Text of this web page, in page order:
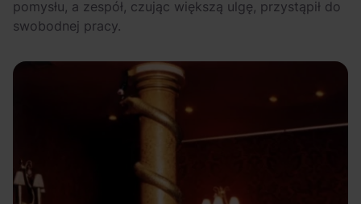
pomysłu, a zespół, czując większą ulgę, przystąpił do
swobodnej pracy.